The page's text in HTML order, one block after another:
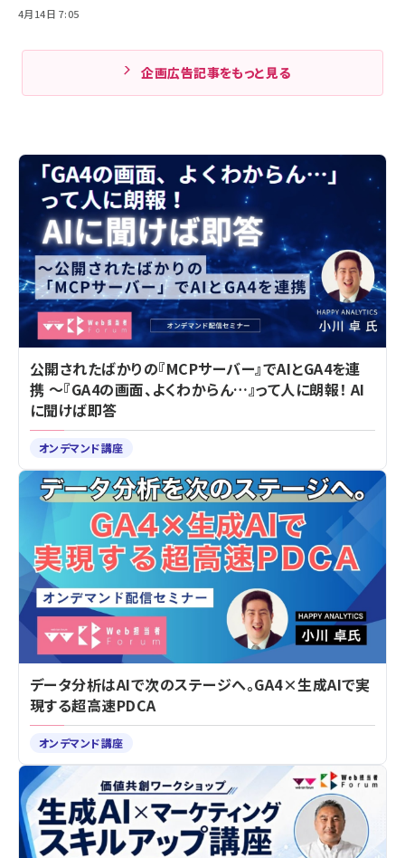
4月14日 7:05
企画広告記事をもっと見る
公開されたばかりの『MCPサーバー』でAIとGA4を連
携 ～『GA4の画面、よくわからん…』って人に朗報！ AI
に聞けば即答
オンデマンド講座
データ分析はAIで次のステージへ。GA4×生成AIで実
現する超高速PDCA
オンデマンド講座